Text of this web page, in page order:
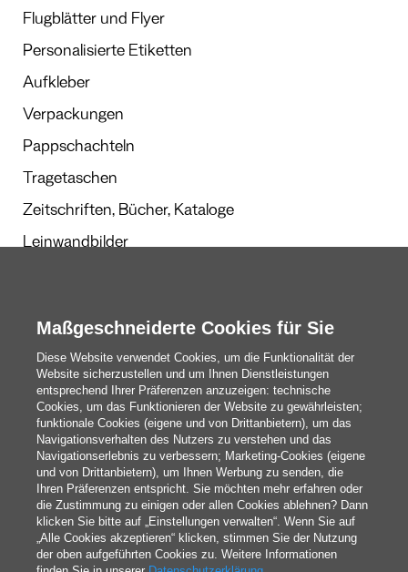
Flugblätter und Flyer
Personalisierte Etiketten
Aufkleber
Verpackungen
Pappschachteln
Tragetaschen
Zeitschriften, Bücher, Kataloge
Leinwandbilder
Redaktion
Das Sind Wir
blog@pixartprinting.com
Maßgeschneiderte Cookies für Sie
Diese Website verwendet Cookies, um die Funktionalität der
Website sicherzustellen und um Ihnen Dienstleistungen
entsprechend Ihrer Präferenzen anzuzeigen: technische
Cookies, um das Funktionieren der Website zu gewährleisten;
funktionale Cookies (eigene und von Drittanbietern), um das
Navigationsverhalten des Nutzers zu verstehen und das
Navigationserlebnis zu verbessern; Marketing-Cookies (eigene
und von Drittanbietern), um Ihnen Werbung zu senden, die
Ihren Präferenzen entspricht. Sie möchten mehr erfahren oder
die Zustimmung zu einigen oder allen Cookies ablehnen? Dann
klicken Sie bitte auf „Einstellungen verwalten“. Wenn Sie auf
„Alle Cookies akzeptieren“ klicken, stimmen Sie der Nutzung
der oben aufgeführten Cookies zu. Weitere Informationen